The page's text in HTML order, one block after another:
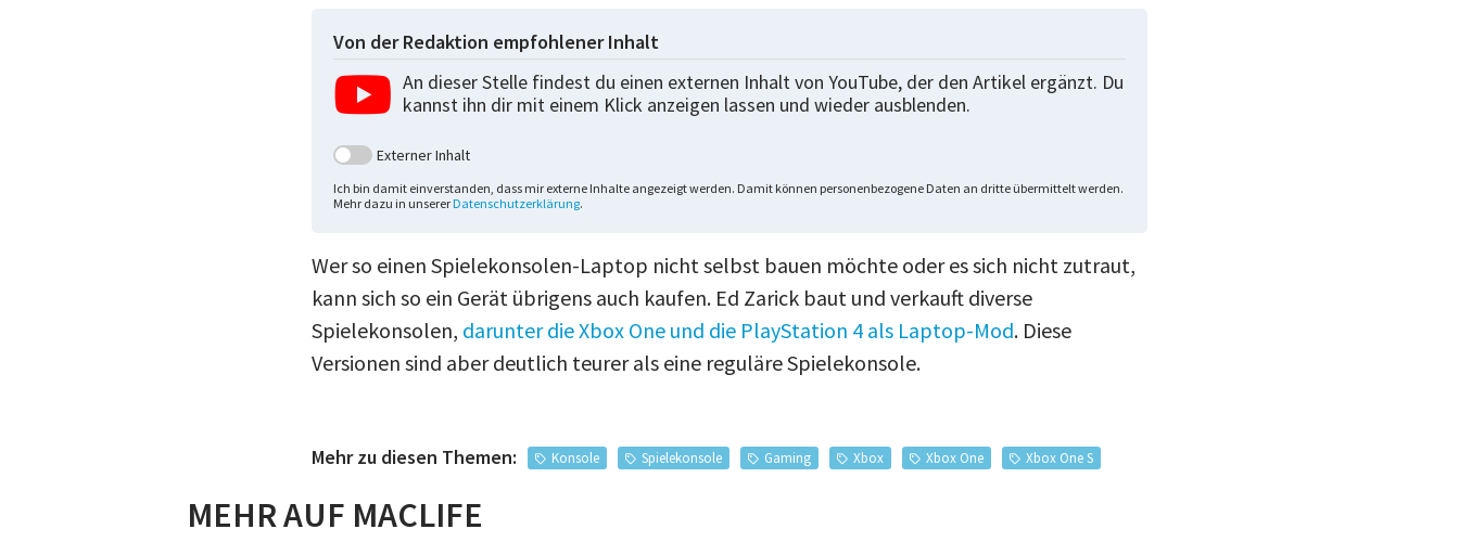
Von der Redaktion empfohlener Inhalt
An dieser Stelle findest du einen externen Inhalt von YouTube, der den Artikel ergänzt. Du
kannst ihn dir mit einem Klick anzeigen lassen und wieder ausblenden.
Externer Inhalt
Ich bin damit einverstanden, dass mir externe Inhalte angezeigt werden. Damit können personenbezogene Daten an dritte übermittelt werden.
Mehr dazu in unserer Datenschutzerklärung.
Wer so einen Spielekonsolen-Laptop nicht selbst bauen möchte oder es sich nicht zutraut,
kann sich so ein Gerät übrigens auch kaufen. Ed Zarick baut und verkauft diverse
Spielekonsolen, darunter die Xbox One und die PlayStation 4 als Laptop-Mod. Diese
Versionen sind aber deutlich teurer als eine reguläre Spielekonsole.
Mehr zu diesen Themen: Konsole Spielekonsole Gaming Xbox Xbox One Xbox One S
MEHR AUF MACLIFE